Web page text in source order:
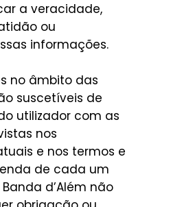
a veracidade,
ou
informações.
no âmbito das
suscetíveis de
utilizador com as
nos
e nos termos e
de cada um
d’Além não